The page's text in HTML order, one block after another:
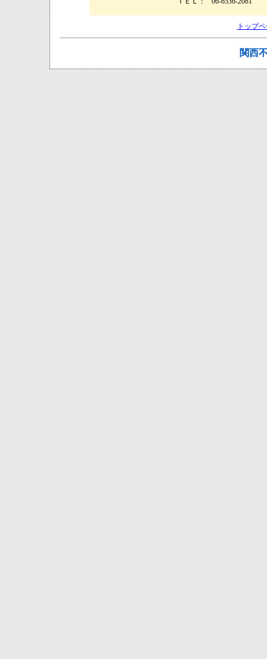
トップ
関西